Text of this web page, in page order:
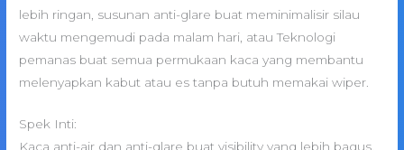
lebih ringan, susunan anti-glare buat meminimalisir silau
waktu mengemudi pada malam hari, atau Teknologi
pemanas buat semua permukaan kaca yang membantu
melenyapkan kabut atau es tanpa butuh memakai wiper.
Spek Inti:
Kaca anti-air dan anti-glare buat visibility yang lebih bagus.